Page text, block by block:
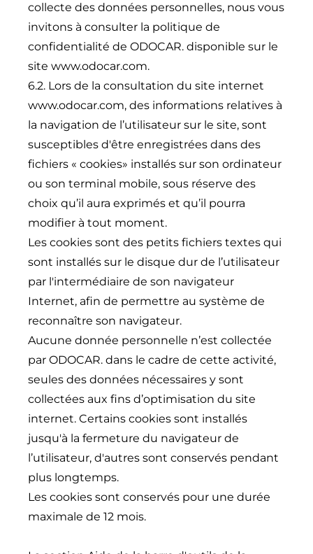
collecte des données personnelles, nous vous
invitons à consulter la politique de
confidentialité de ODOCAR. disponible sur le
site www.odocar.com.
6.2. Lors de la consultation du site internet
www.odocar.com, des informations relatives à
la navigation de l’utilisateur sur le site, sont
susceptibles d'être enregistrées dans des
fichiers « cookies» installés sur son ordinateur
ou son terminal mobile, sous réserve des
choix qu’il aura exprimés et qu’il pourra
modifier à tout moment.
Les cookies sont des petits fichiers textes qui
sont installés sur le disque dur de l’utilisateur
par l'intermédiaire de son navigateur
Internet, afin de permettre au système de
reconnaître son navigateur.
Aucune donnée personnelle n’est collectée
par ODOCAR. dans le cadre de cette activité,
seules des données nécessaires y sont
collectées aux fins d’optimisation du site
internet. Certains cookies sont installés
jusqu'à la fermeture du navigateur de
l’utilisateur, d'autres sont conservés pendant
plus longtemps.
Les cookies sont conservés pour une durée
maximale de 12 mois.